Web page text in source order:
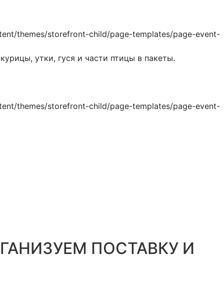
утки, гуся и части птицы в пакеты.
ПОСТАВКУ И